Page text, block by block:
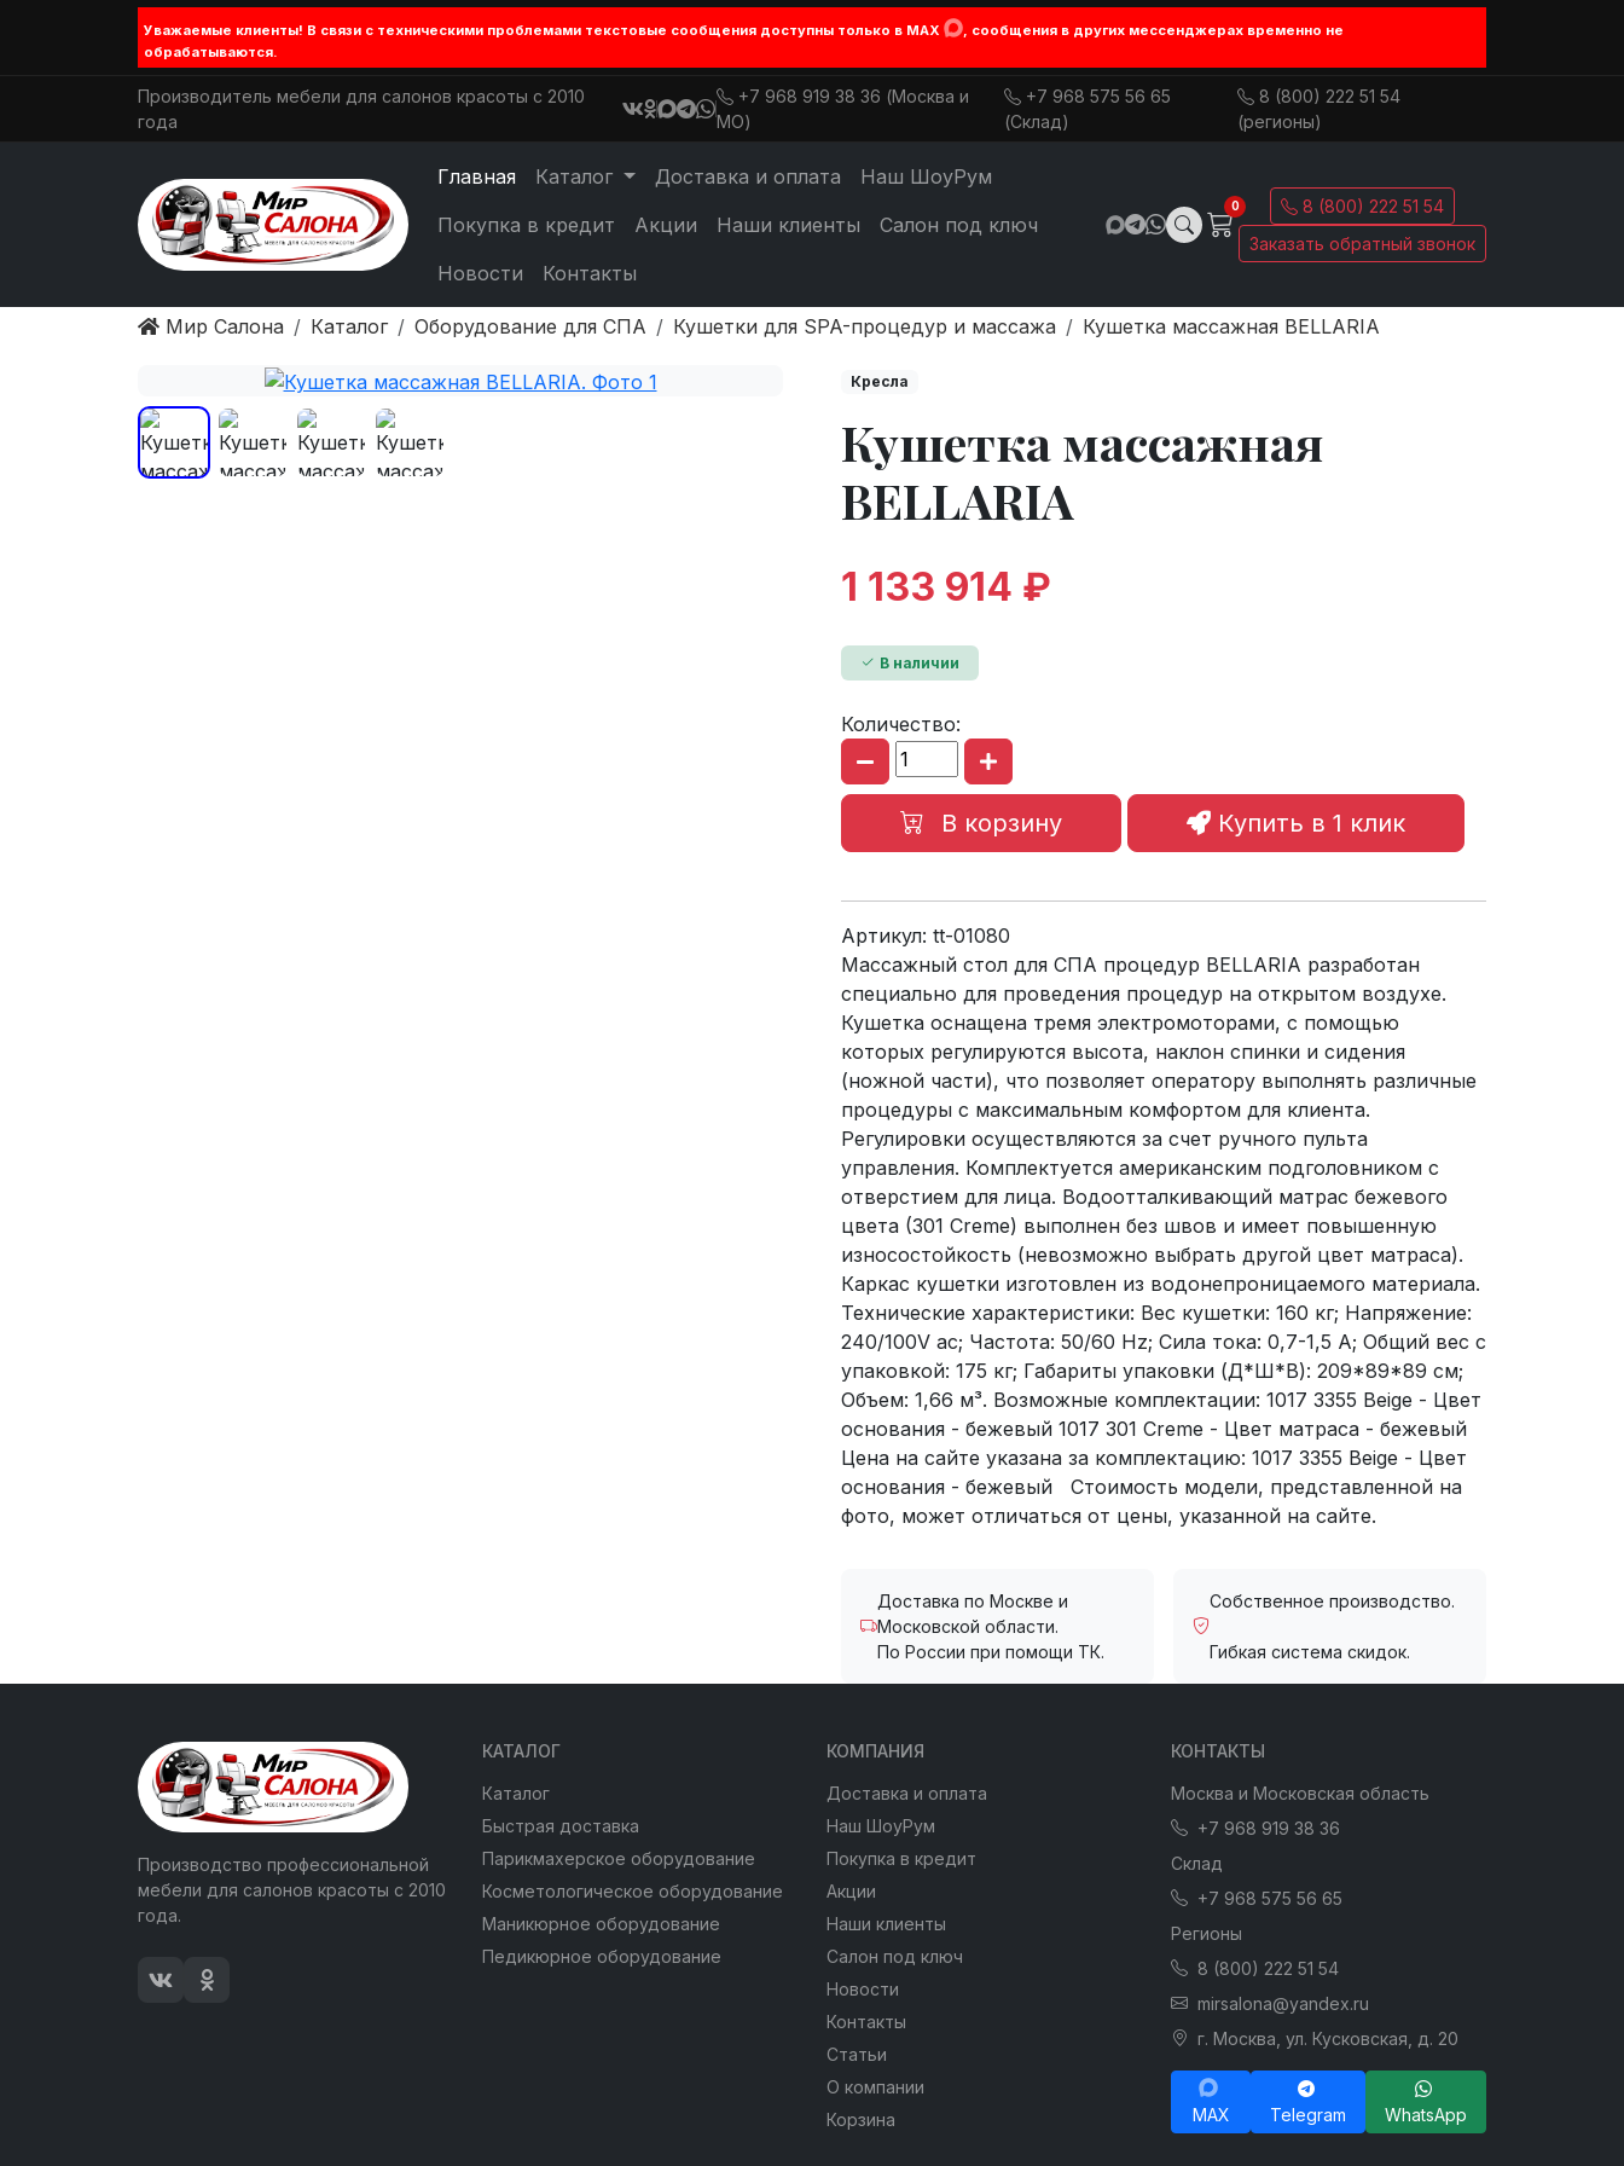
Уважаемые клиенты! В связи с техническими проблемами текстовые сообщения доступны только в MAX
, сообщения в других мессенджерах временно не
обрабатываются.
Производитель мебели для салонов красоты с 2010
года
+7 968 919 38 36 (Москва и
МО)
+7 968 575 56 65
(Склад)
8 (800) 222 51 54
(регионы)
Главная Каталог Доставка и оплата
Наш ШоуРум
Покупка в кредит
Акции Наши клиенты
Салон под ключ
Новости
Контакты
0
8 (800) 222 51 54
Заказать обратный звонок
Мир Салона Каталог Оборудование для СПА Кушетки для SPA-процедур и массажа Кушетка массажная BELLARIA
Кресла
Кушетка массажная
BELLARIA
1 133 914 ₽
В наличии
Количество:
В корзину Купить в 1 клик
Артикул: tt-01080
Массажный стол для СПА процедур BELLARIA разработан
специально для проведения процедур на открытом воздухе.
Кушетка оснащена тремя электромоторами, с помощью
которых регулируются высота, наклон спинки и сидения
(ножной части), что позволяет оператору выполнять различные
процедуры с максимальным комфортом для клиента.
Регулировки осуществляются за счет ручного пульта
управления. Комплектуется американским подголовником с
отверстием для лица. Водоотталкивающий матрас бежевого
цвета (301 Creme) выполнен без швов и имеет повышенную
износостойкость (невозможно выбрать другой цвет матраса).
Каркас кушетки изготовлен из водонепроницаемого материала.
Технические характеристики: Вес кушетки: 160 кг; Напряжение:
240/100V ac; Частота: 50/60 Hz; Сила тока: 0,7-1,5 А; Общий вес с
упаковкой: 175 кг; Габариты упаковки (Д*Ш*В): 209*89*89 см;
Объем: 1,66 м³. Возможные комплектации: 1017 3355 Beige - Цвет
основания - бежевый 1017 301 Creme - Цвет матраса - бежевый
Цена на сайте указана за комплектацию: 1017 3355 Beige - Цвет
основания - бежевый Стоимость модели, представленной на
фото, может отличаться от цены, указанной на сайте.
Доставка по Москве и
Московской области.
По России при помощи ТК.
Собственное производство.
Гибкая система скидок.
Производство профессиональной
мебели для салонов красоты с 2010
года.
КАТАЛОГ
Каталог
Быстрая доставка
Парикмахерское оборудование
Косметологическое оборудование
Маникюрное оборудование
Педикюрное оборудование
КОМПАНИЯ
Доставка и оплата
Наш ШоуРум
Покупка в кредит
Акции
Наши клиенты
Салон под ключ
Новости
Контакты
Статьи
О компании
Корзина
КОНТАКТЫ
Москва и Московская область
+7 968 919 38 36
Склад
+7 968 575 56 65
Регионы
8 (800) 222 51 54
mirsalona@yandex.ru
г. Москва, ул. Кусковская, д. 20
MAX Telegram WhatsApp